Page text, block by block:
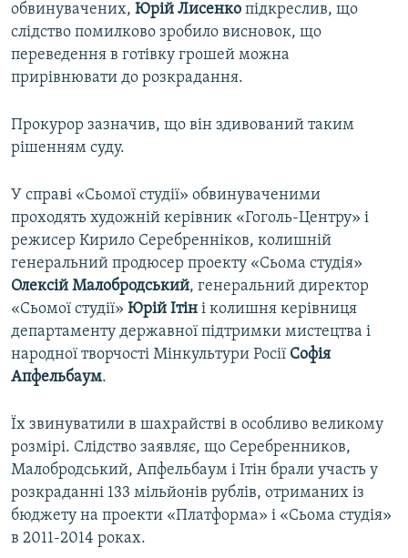
обвинувачених, Юрій Лисенко підкреслив, що
слідство помилково зробило висновок, що
переведення в готівку грошей можна
прирівнювати до розкрадання.
Прокурор зазначив, що він здивований таким
рішенням суду.
У справі «Сьомої студії» обвинуваченими
проходять художній керівник «Гоголь-Центру» і
режисер Кирило Серебренніков, колишній
генеральний продюсер проекту «Сьома студія»
Олексій Малобродський, генеральний директор
«Сьомої студії» Юрій Ітін і колишня керівниця
департаменту державної підтримки мистецтва і
народної творчості Мінкультури Росії Софія
Апфельбаум.
Їх звинуватили в шахрайстві в особливо великому
розмірі. Слідство заявляє, що Серебренников,
Малобродський, Апфельбаум і Ітін брали участь у
розкраданні 133 мільйонів рублів, отриманих із
бюджету на проекти «Платформа» і «Сьома студія»
в 2011-2014 роках.